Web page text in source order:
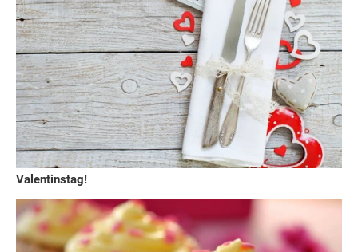
Valentinstag!